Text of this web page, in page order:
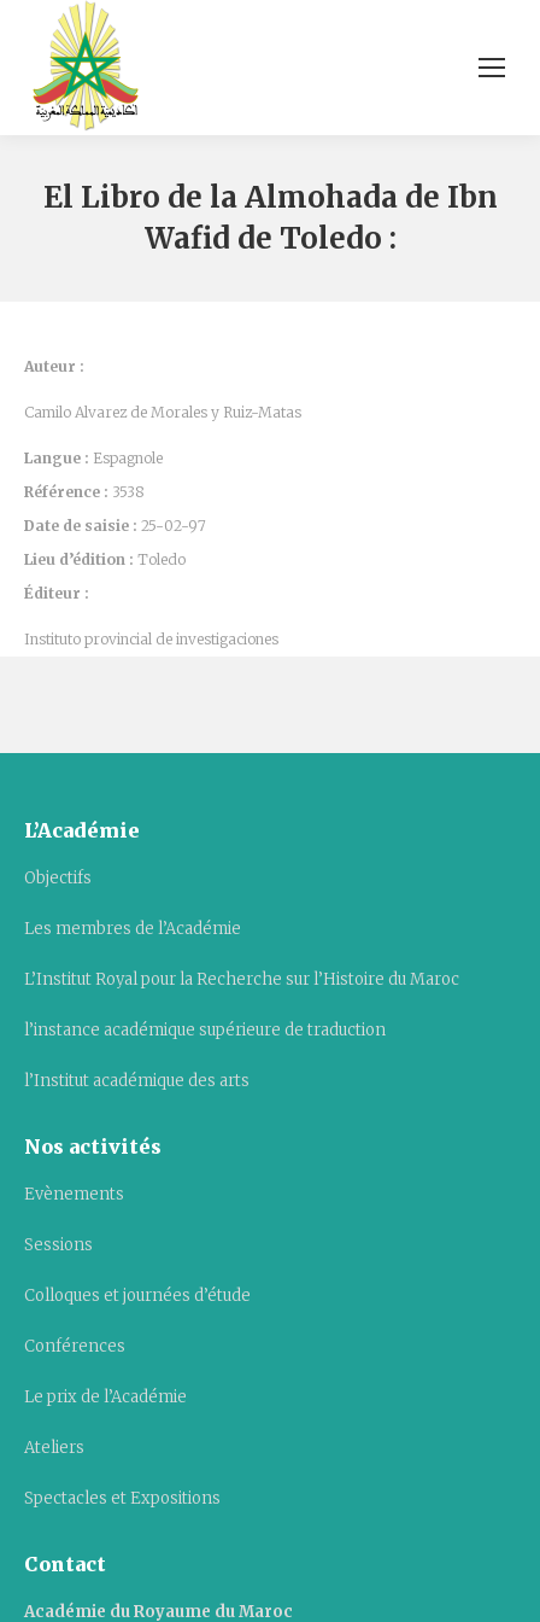
El Libro de la Almohada de Ibn
Wafid de Toledo :
Auteur :
Camilo Alvarez de Morales y Ruiz-Matas
Langue : Espagnole
Référence : 3538
Date de saisie : 25-02-97
Lieu d’édition : Toledo
Éditeur :
Instituto provincial de investigaciones
L’Académie
Objectifs
Les membres de l’Académie
L’Institut Royal pour la Recherche sur l’Histoire du Maroc
l’instance académique supérieure de traduction
l’Institut académique des arts
Nos activités
Evènements
Sessions
Colloques et journées d’étude
Conférences
Le prix de l’Académie
Ateliers
Spectacles et Expositions
Contact
Académie du Royaume du Maroc